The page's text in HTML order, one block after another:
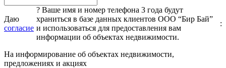
Даю
согласие
? Ваше имя и номер телефона 3 года будут
храниться в базе данных клиентов ООО “Бир Бай”
и использоваться для предоставления вам
информации об объектах недвижимости.
:
На информирование об объектах недвижимости,
предложениях и акциях